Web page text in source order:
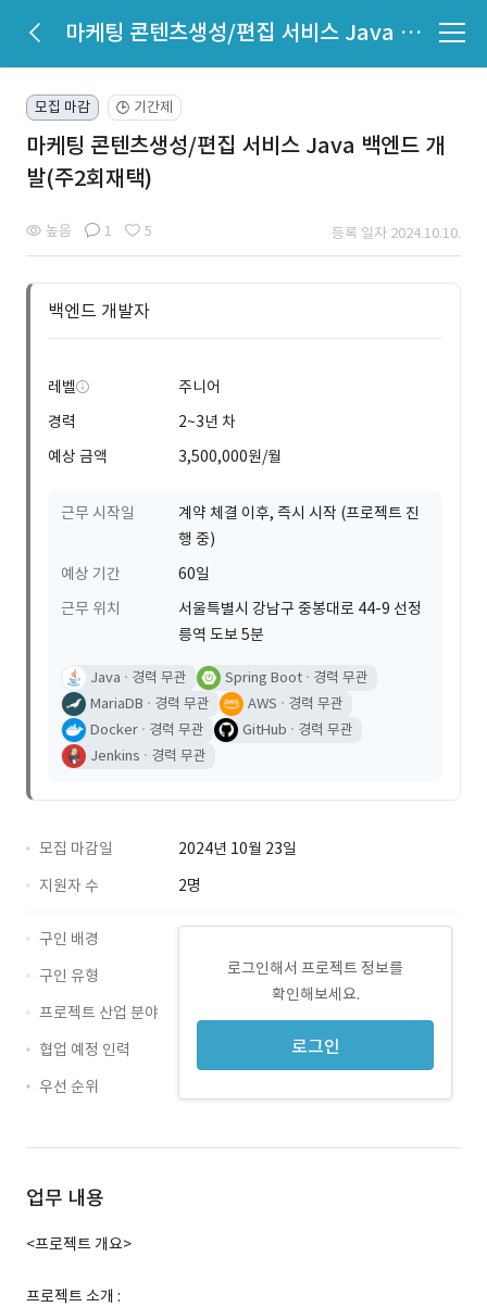
마케팅 콘텐츠생성/편집 서비스 Java 백엔드 개발(주2회재택)
모집 마감 🕒 기간제
마케팅 콘텐츠생성/편집 서비스 Java 백엔드 개
발(주2회재택)
높음 1 5 등록 일자 2024.10.10.
백엔드 개발자
레벨
주니어
경력
2~3년 차
예상 금액
3,500,000원/월
근무 시작일
계약 체결 이후, 즉시 시작 (프로젝트 진
행 중)
예상 기간
60일
근무 위치
서울특별시 강남구 중봉대로 44-9 선정
릉역 도보 5분
Java 경력 무관 Spring Boot
경력 무관
MariaDB
경력 무관 AWS
경력 무관
Docker
경력 무관 GitHub
경력 무관
Jenkins
경력 무관
모집 마감일
2024년 10월 23일
지원자 수
2명
로그인해서 프로젝트 정보를
확인해보세요.
로그인
구인 배경
구인 유형
프로젝트 산업 분야
협업 예정 인력
우선 순위
업무 내용
<프로젝트 개요>
프로젝트 소개 :